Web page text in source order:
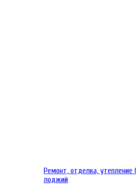
Ремонт, отделка, утепление
лоджий